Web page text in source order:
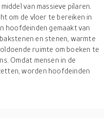
van massieve pilaren.
om de vloer te bereiken in
hoofdeinden gemaakt van
en stenen, warmte
ruimte om boeken te
Omdat mensen in de
worden hoofdeinden